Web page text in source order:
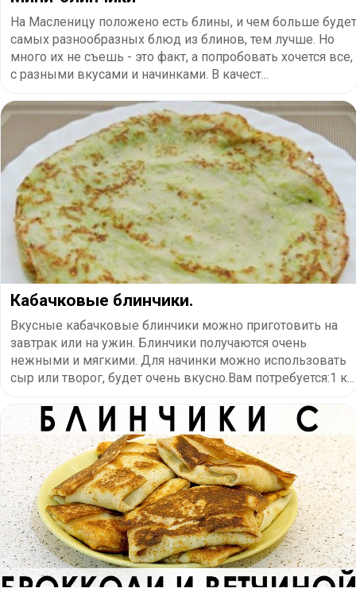
На Масленицу положено есть блины, и чем больше будет
самых разнообразных блюд из блинов, тем лучше. Но
много их не съешь - это факт, а попробовать хочется все,
с разными вкусами и начинками. В качест...
​Кабачковые блинчики.
Вкусные кабачковые блинчики можно приготовить на
завтрак или на ужин. Блинчики получаются очень
нежными и мягкими. Для начинки можно использовать
сыр или творог, будет очень вкусно.Вам потребуется:1 к...